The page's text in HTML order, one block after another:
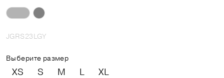
JGRS23LGY
Выберите размер
XS S M L XL